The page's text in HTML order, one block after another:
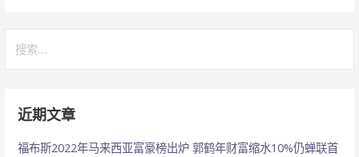
索：
近期文章
福布斯2022年马来西亚富豪榜出炉 郭鹤年财富缩水10%仍蝉联首